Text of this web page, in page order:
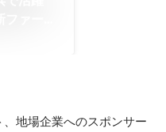
、地場企業へのスポンサー